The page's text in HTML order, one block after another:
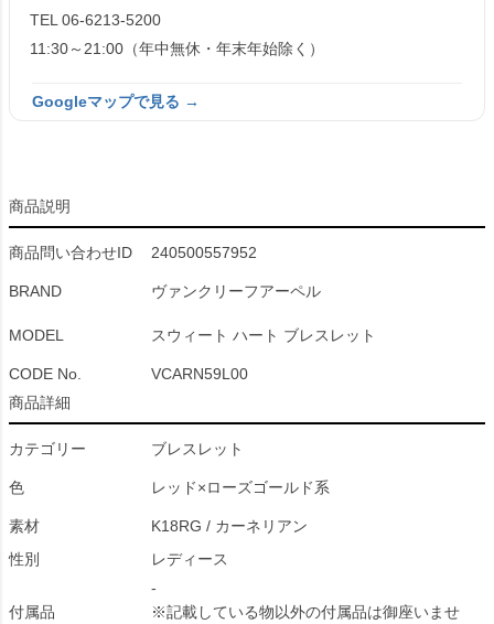
TEL 06-6213-5200
11:30～21:00（年中無休・年末年始除く）
Googleマップで見る →
商品説明
商品問い合わせID 240500557952
BRAND ヴァンクリーフアーペル
MODEL スウィート ハート ブレスレット
CODE No.
VCARN59L00
商品詳細
カテゴリー ブレスレット
色 レッド×ローズゴールド系
素材
K18RG / カーネリアン
性別
レディース
付属品
-
※記載している物以外の付属品は御座いませ